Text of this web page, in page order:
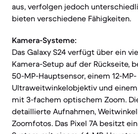
aus, verfolgen jedoch
bieten verschiedene Fähigkeiten.
Kamera-Systeme:
Das Galaxy S24 verfügt über ein
Kamera-Setup auf der Rückseite,
50-MP-Hauptsensor, einem 12-MP-
Ultraweitwinkelobjektiv und
mit 3-fachem optischem Zoom.
detaillierte Aufnahmen,
Zoomfotos. Das Pixel 7A besitzt